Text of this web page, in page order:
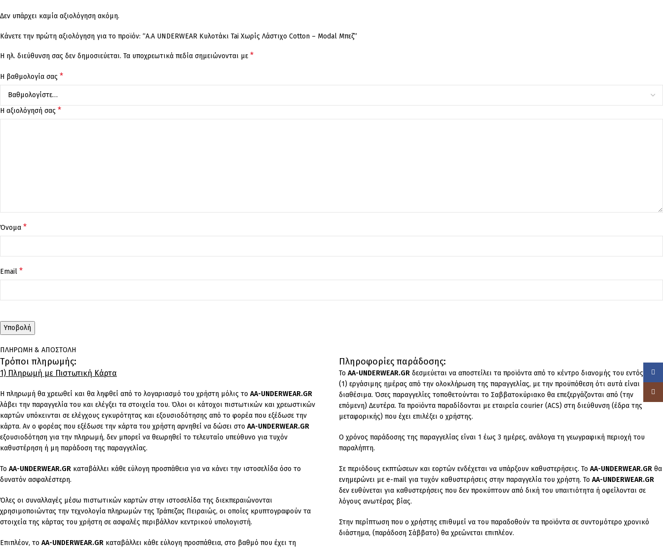
Δεν υπάρχει καμία αξιολόγηση ακόμη.
Κάνετε την πρώτη αξιολόγηση για το προϊόν: “A.A UNDERWEAR Κυλοτάκι Tai Χωρίς Λάστιχο Cotton – Modal Μπεζ”
Η ηλ. διεύθυνση σας δεν δημοσιεύεται. Τα υποχρεωτικά πεδία σημειώνονται με *
Η βαθμολογία σας *
Η αξιολόγησή σας *
Όνομα *
Email *
ΠΛΗΡΩΜΗ & ΑΠΟΣΤΟΛΗ
Τρόποι πληρωμής:
1) Πληρωμή με Πιστωτική Κάρτα
Η πληρωμή θα χρεωθεί και θα ληφθεί από το λογαριασμό του χρήστη μόλις το AA-UNDERWEAR.GR
λάβει την παραγγελία του και ελέγξει τα στοιχεία του. Όλοι οι κάτοχοι πιστωτικών και χρεωστικών
καρτών υπόκεινται σε ελέγχους εγκυρότητας και εξουσιοδότησης από το φορέα που εξέδωσε την
κάρτα. Αν ο φορέας που εξέδωσε την κάρτα του χρήστη αρνηθεί να δώσει στο AA-UNDERWEAR.GR
εξουσιοδότηση για την πληρωμή, δεν μπορεί να θεωρηθεί το τελευταίο υπεύθυνο για τυχόν
καθυστέρηση ή μη παράδοση της παραγγελίας.
Το AA-UNDERWEAR.GR καταβάλλει κάθε εύλογη προσπάθεια για να κάνει την ιστοσελίδα όσο το
δυνατόν ασφαλέστερη.
Όλες οι συναλλαγές μέσω πιστωτικών καρτών στην ιστοσελίδα της διεκπεραιώνονται
χρησιμοποιώντας την τεχνολογία πληρωμών της Τράπεζας Πειραιώς, οι οποίες κρυπτογραφούν τα
στοιχεία της κάρτας του χρήστη σε ασφαλές περιβάλλον κεντρικού υπολογιστή.
Επιπλέον, το AA-UNDERWEAR.GR καταβάλλει κάθε εύλογη προσπάθεια, στο βαθμό που έχει τη
Πληροφορίες παράδοσης:
To AA-UNDERWEAR.GR δεσμεύεται να αποστείλει τα προϊόντα από το κέντρο διανομής του εντός μίας
(1) εργάσιμης ημέρας από την ολοκλήρωση της παραγγελίας, με την προϋπόθεση ότι αυτά είναι
διαθέσιμα. Όσες παραγγελίες τοποθετούνται το Σαββατοκύριακο θα επεξεργάζονται από (την
επόμενη) Δευτέρα. Τα προϊόντα παραδίδονται με εταιρεία courier (ACS) στη διεύθυνση (έδρα της
μεταφορικής) που έχει επιλέξει ο χρήστης.
Ο χρόνος παράδοσης της παραγγελίας είναι 1 έως 3 ημέρες, ανάλογα τη γεωγραφική περιοχή του
παραλήπτη.
Σε περιόδους εκπτώσεων και εορτών ενδέχεται να υπάρξουν καθυστερήσεις. Το AA-UNDERWEAR.GR θα
ενημερώνει με e-mail για τυχόν καθυστερήσεις στην παραγγελία του χρήστη. Το AA-UNDERWEAR.GR
δεν ευθύνεται για καθυστερήσεις που δεν προκύπτουν από δική του υπαιτιότητα ή οφείλονται σε
λόγους ανωτέρας βίας.
Στην περίπτωση που ο χρήστης επιθυμεί να του παραδοθούν τα προϊόντα σε συντομότερο χρονικό
διάστημα, (παράδοση Σάββατο) θα χρεώνεται επιπλέον.